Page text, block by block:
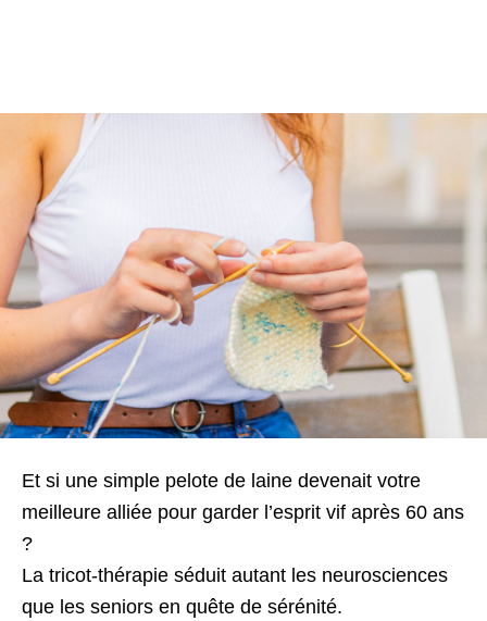
Et si une simple pelote de laine devenait votre
meilleure alliée pour garder l’esprit vif après 60 ans
?
La tricot-thérapie séduit autant les neurosciences
que les seniors en quête de sérénité.